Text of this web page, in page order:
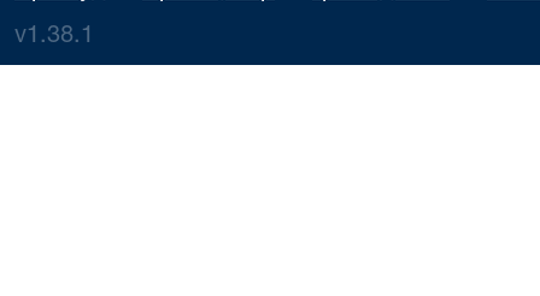
v1.38.1